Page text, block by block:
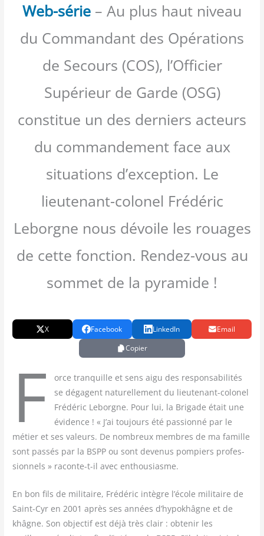
Web-série – Au plus haut niveau
du Commandant des Opérations
de Secours (COS), l’Officier
Supérieur de Garde (OSG)
constitue un des derniers acteurs
du commandement face aux
situations d’exception. Le
lieutenant-colonel Frédéric
Leborgne nous dévoile les rouages
de cette fonction. Rendez-vous au
sommet de la pyramide !
X Facebook LinkedIn
Email
Copier
F
orce tran­quille et sens aigu des res­pon­sa­bi­li­tés
se dégagent natu­rel­le­ment du lieu­te­nant-colo­nel
Fré­dé­ric Leborgne. Pour lui, la Bri­gade était une
évi­dence ! « J’ai tou­jours été pas­sion­né par le
métier et ses valeurs. De nom­breux membres de ma famille
sont pas­sés par la BSPP ou sont deve­nus pom­piers pro­fes­
sion­nels » raconte-t-il avec enthousiasme.
En bon fils de mili­taire, Fré­dé­ric intègre l’école mili­taire de
Saint-Cyr en 2001 après ses années d’hypokhâgne et de
khâgne. Son objec­tif est déjà très clair : obte­nir les